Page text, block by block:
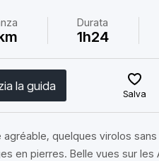
Durata
1h24
la guida
Salva
agréable, quelques virolos
en pierres. Belle vues sur